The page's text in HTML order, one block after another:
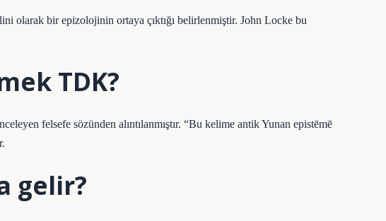
olarak bir epizolojinin ortaya çıktığı belirlenmiştir. John Locke bu
TDK?
felsefe sözünden alıntılanmıştır. “Bu kelime antik Yunan epistēmē
gelir?